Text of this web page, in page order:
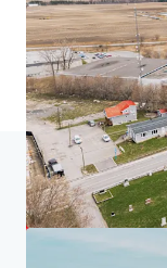
Accueil